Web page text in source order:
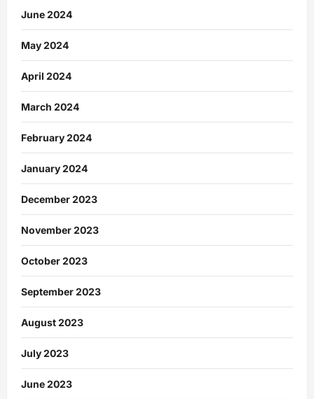
June 2024
May 2024
April 2024
March 2024
February 2024
January 2024
December 2023
November 2023
October 2023
September 2023
August 2023
July 2023
June 2023